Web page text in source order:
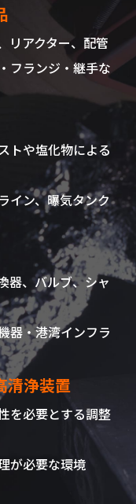
リアクター、配管
フランジ・継手な
トや塩化物による
イン、曝気タンク
器、バルブ、シャ
器・港湾インフラ
清浄装置
を必要とする調整
が必要な環境